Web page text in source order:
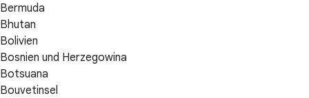
Bermuda
Bhutan
Bolivien
Bosnien und Herzegowina
Botsuana
Bouvetinsel